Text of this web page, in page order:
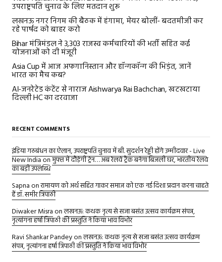
उपराष्ट्रपति चुनाव के लिए मतदान शुरू
लखनऊ नगर निगम की बैठक में हंगामा, मेयर बोलीं- बदतमीजी कर
रहे पार्षद को बाहर करो
Bihar मंत्रिमंडल ने 3,303 राजस्व कर्मचारियों की भर्ती सहित कई
योजनाओं को दी मंजूरी
Asia Cup में आज अफगानिस्तान और हॉन्गकॉन्ग की भिड़ंत, जानें
भारत का मैच कब?
AI-जनरेटेड कंटेंट से नाराज Aishwarya Rai Bachchan, खटखटाया
दिल्ली HC का दरवाजा
RECENT COMMENTS
इंडिया गठबंधन का ऐलान, उपराष्ट्रपति चुनाव में बी. सुदर्शन रेड्डी होंगे उम्मीदवार - Live
New Indiaonमुफ्त में दौड़ेगी ट्रेन… अब रेलवे ट्रैक बनेगा बिजली घर, भारतीय रेलवे
का बड़ी उपलब्धि
Sapnaonरामायण को अर्थ सहित गाकर समाज को एक नई दिशा प्रदान करना चाहते
हैं डॉ. समीर त्रिपाठी
Diwaker Misraonलखनऊ: कथक नृत्य से सजा बसंत उत्सव कार्यक्रम संपन्न,
नृत्यांगना हर्षा त्रिपाठी की प्रस्तुति ने किया भाव विभोर
Ravi Shankar Pandeyonलखनऊ: कथक नृत्य से सजा बसंत उत्सव कार्यक्रम
संपन्न, नृत्यांगना हर्षा त्रिपाठी की प्रस्तुति ने किया भाव विभोर